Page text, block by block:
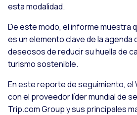
esta modalidad.
De este modo, el informe muestra
es un elemento clave de la agenda
deseosos de reducir su huella de
turismo sostenible.
En este reporte de seguimiento, el
con el proveedor líder mundial de
Trip.com Group y sus principales